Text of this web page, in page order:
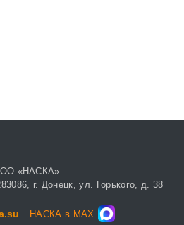
«НАСКА»
г. Донецк, ул. Горького, д. 38
НАСКА в MAX